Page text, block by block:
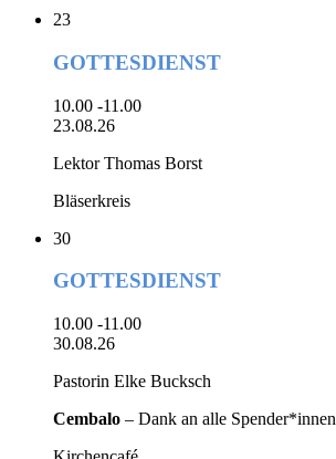
23
GOTTESDIENST
10.00 -11.00
23.08.26
Lektor Thomas Borst
Bläserkreis
30
GOTTESDIENST
10.00 -11.00
30.08.26
Pastorin Elke Bucksch
Cembalo – Dank an alle Spender*innen